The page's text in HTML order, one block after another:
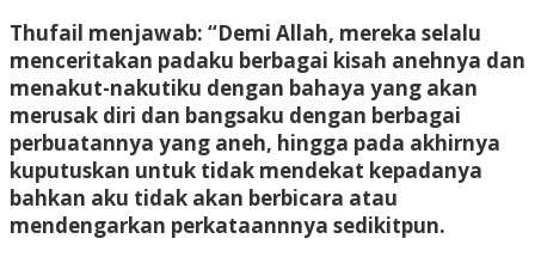
Thufail menjawab: “Demi Allah, mereka selalu
menceritakan padaku berbagai kisah anehnya dan
menakut-nakutiku dengan bahaya yang akan
merusak diri dan bangsaku dengan berbagai
perbuatannya yang aneh, hingga pada akhirnya
kuputuskan untuk tidak mendekat kepadanya
bahkan aku tidak akan berbicara atau
mendengarkan perkataannnya sedikitpun.